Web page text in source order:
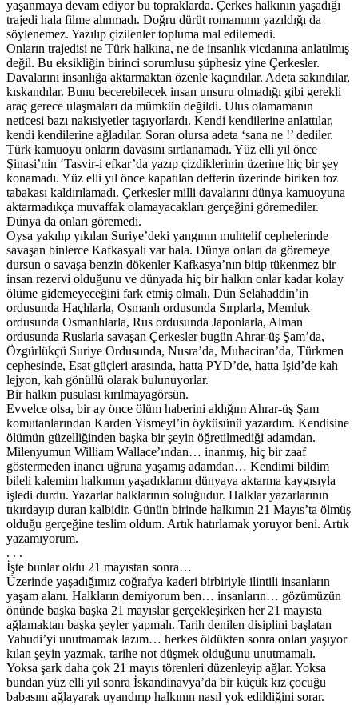
yaşanmaya devam ediyor bu topraklarda. Çerkes halkının yaşadığı
trajedi hala filme alınmadı. Doğru dürüt romanının yazıldığı da
söylenemez. Yazılıp çizilenler topluma mal edilemedi.
Onların trajedisi ne Türk halkına, ne de insanlık vicdanına anlatılmış
değil. Bu eksikliğin birinci sorumlusu şüphesiz yine Çerkesler.
Davalarını insanlığa aktarmaktan özenle kaçındılar. Adeta sakındılar,
kıskandılar. Bunu becerebilecek insan unsuru olmadığı gibi gerekli
araç gerece ulaşmaları da mümkün değildi. Ulus olamamanın
neticesi bazı nakısiyetler taşıyorlardı. Kendi kendilerine anlattılar,
kendi kendilerine ağladılar. Soran olursa adeta ‘sana ne !’ dediler.
Türk kamuoyu onların davasını sırtlanamadı. Yüz elli yıl önce
Şinasi’nin ‘Tasvir-i efkar’da yazıp çizdiklerinin üzerine hiç bir şey
konamadı. Yüz elli yıl önce kapatılan defterin üzerinde biriken toz
tabakası kaldırılamadı. Çerkesler milli davalarını dünya kamuoyuna
aktarmadıkça muvaffak olamayacakları gerçeğini göremediler.
Dünya da onları göremedi.
Oysa yakılıp yıkılan Suriye’deki yangının muhtelif cephelerinde
savaşan binlerce Kafkasyalı var hala. Dünya onları da göremeye
dursun o savaşa benzin dökenler Kafkasya’nın bitip tükenmez bir
insan rezervi olduğunu ve dünyada hiç bir halkın onlar kadar kolay
ölüme gidemeyeceğini fark etmiş olmalı. Dün Selahaddin’in
ordusunda Haçlılarla, Osmanlı ordusunda Sırplarla, Memluk
ordusunda Osmanlılarla, Rus ordusunda Japonlarla, Alman
ordusunda Ruslarla savaşan Çerkesler bugün Ahrar-üş Şam’da,
Özgürlükçü Suriye Ordusunda, Nusra’da, Muhaciran’da, Türkmen
cephesinde, Esat güçleri arasında, hatta PYD’de, hatta Işid’de kah
lejyon, kah gönüllü olarak bulunuyorlar.
Bir halkın pusulası kırılmayagörsün.
Evvelce olsa, bir ay önce ölüm haberini aldığım Ahrar-üş Şam
komutanlarından Karden Yismeyl’in öyküsünü yazardım. Kendisine
ölümün güzelliğinden başka bir şeyin öğretilmediği adamdan.
Milenyumun William Wallace’ından… inanmış, hiç bir zaaf
göstermeden inancı uğruna yaşamış adamdan… Kendimi bildim
bileli kalemim halkımın yaşadıklarını dünyaya aktarma kaygısıyla
işledi durdu. Yazarlar halklarının soluğudur. Halklar yazarlarının
tıkırdayıp duran kalbidir. Günün birinde halkımın 21 Mayıs’ta ölmüş
olduğu gerçeğine teslim oldum. Artık hatırlamak yoruyor beni. Artık
yazamıyorum.
. . .
İşte bunlar oldu 21 mayıstan sonra…
Üzerinde yaşadığımız coğrafya kaderi birbiriyle ilintili insanların
yaşam alanı. Halkların demiyorum ben… insanların… gözümüzün
önünde başka başka 21 mayıslar gerçekleşirken her 21 mayısta
ağlamaktan başka şeyler yapmalı. Tarih denilen disiplini başlatan
Yahudi’yi unutmamak lazım… herkes öldükten sonra onları yaşıyor
kılan şeyin yazmak, tarihe not düşmek olduğunu unutmamalı.
Yoksa şark daha çok 21 mayıs törenleri düzenleyip ağlar. Yoksa
bundan yüz elli yıl sonra İskandinavya’da bir küçük kız çocuğu
babasını ağlayarak uyandırıp halkının nasıl yok edildiğini sorar.